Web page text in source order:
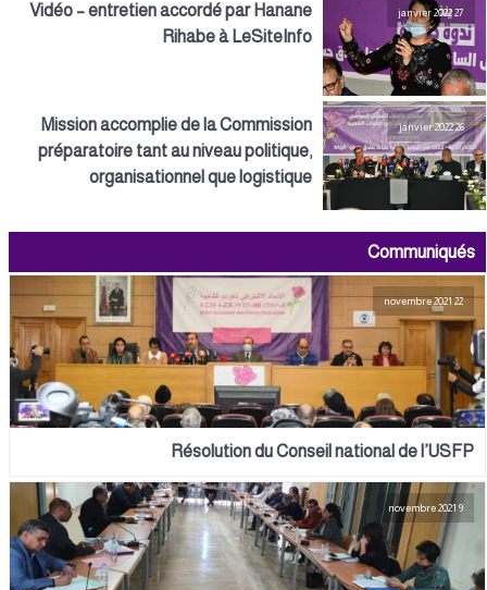
27 janvier 2022
Vidéo – entretien accordé par Hanane
Rihabe à LeSiteInfo
26 janvier 2022
Mission accomplie de la Commission
préparatoire tant au niveau politique,
organisationnel que logistique
Communiqués
22 novembre 2021
Résolution du Conseil national de l’USFP